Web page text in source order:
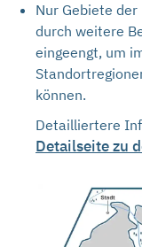
Nur Gebiete der
durch weitere
eingeengt, um
können.
Detailliertere
Detailseite zu